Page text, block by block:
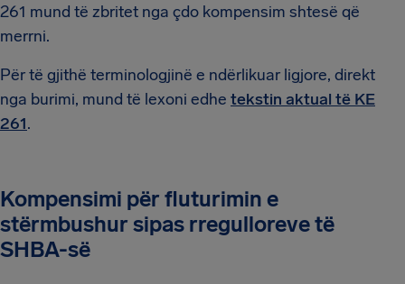
261 mund të zbritet nga çdo kompensim shtesë që
merrni.
Për të gjithë terminologjinë e ndërlikuar ligjore, direkt
nga burimi, mund të lexoni edhe tekstin aktual të KE
261.
Kompensimi për fluturimin e
stërmbushur sipas rregulloreve të
SHBA-së